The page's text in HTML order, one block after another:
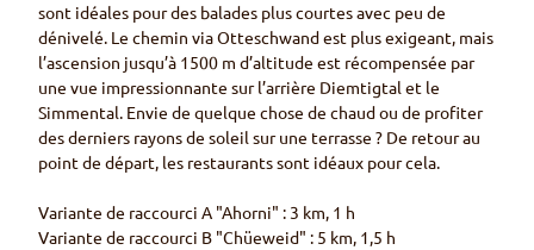
sont idéales pour des balades plus courtes avec peu de
dénivelé. Le chemin via Otteschwand est plus exigeant, mais
l’ascension jusqu’à 1500 m d’altitude est récompensée par
une vue impressionnante sur l’arrière Diemtigtal et le
Simmental. Envie de quelque chose de chaud ou de profiter
des derniers rayons de soleil sur une terrasse ? De retour au
point de départ, les restaurants sont idéaux pour cela.
Variante de raccourci A "Ahorni" : 3 km, 1 h
Variante de raccourci B "Chüeweid" : 5 km, 1,5 h